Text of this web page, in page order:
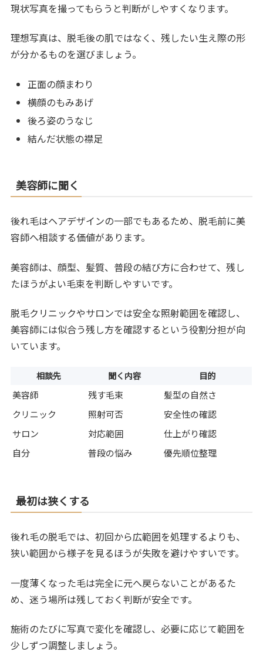
現状写真を撮ってもらうと判断がしやすくなります。
理想写真は、脱毛後の肌ではなく、残したい生え際の形
が分かるものを選びましょう。
正面の顔まわり
横顔のもみあげ
後ろ姿のうなじ
結んだ状態の襟足
美容師に聞く
後れ毛はヘアデザインの一部でもあるため、脱毛前に美
容師へ相談する価値があります。
美容師は、顔型、髪質、普段の結び方に合わせて、残し
たほうがよい毛束を判断しやすいです。
脱毛クリニックやサロンでは安全な照射範囲を確認し、
美容師には似合う残し方を確認するという役割分担が向
いています。
相談先 聞く内容 目的
美容師 残す毛束
髪型の自然さ
クリニック
照射可否
安全性の確認
サロン
対応範囲
仕上がり確認
自分
普段の悩み 優先順位整理
最初は狭くする
後れ毛の脱毛では、初回から広範囲を処理するよりも、
狭い範囲から様子を見るほうが失敗を避けやすいです。
一度薄くなった毛は完全に元へ戻らないことがあるた
め、迷う場所は残しておく判断が安全です。
施術のたびに写真で変化を確認し、必要に応じて範囲を
少しずつ調整しましょう。